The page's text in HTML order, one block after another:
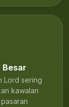
Lord sering
kawalan